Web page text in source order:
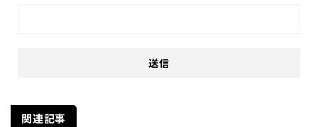
関連記事